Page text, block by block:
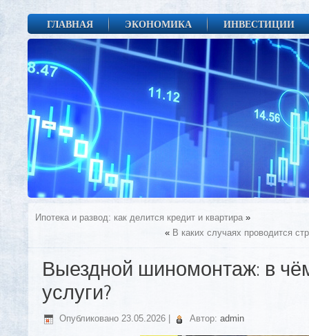
ГЛАВНАЯ ЭКОНОМИКА ИНВЕСТИЦИИ
Ипотека и развод: как делится кредит и квартира »
« В каких случаях проводится
Выездной шиномонтаж: в
услуги?
Опубликовано 23.05.2026 Автор: admin